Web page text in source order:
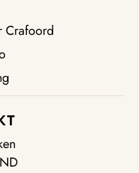
Crafoord